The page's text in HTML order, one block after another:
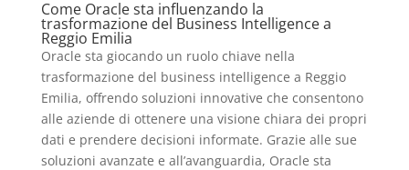
Come Oracle sta influenzando la
trasformazione del Business Intelligence a
Reggio Emilia
Oracle sta giocando un ruolo chiave nella
trasformazione del business intelligence a Reggio
Emilia, offrendo soluzioni innovative che consentono
alle aziende di ottenere una visione chiara dei propri
dati e prendere decisioni informate. Grazie alle sue
soluzioni avanzate e all’avanguardia, Oracle sta